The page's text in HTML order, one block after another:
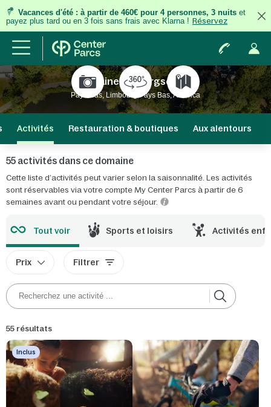
Vacances d'été : à partir de 460€ pour 4 personnes, 3 nuits et
payez plus tard ou en 3 fois sans frais avec Klarna ! Réservez
Domaine Limburgse Peel
Pays-Bas, Limbourg Pays Bas, America
Activités Restauration & boutiques Aux alentours
55 activités dans ce domaine
Cette liste d’activités peut varier selon la saisonnalité. Les activités
sont réservables via votre compte My Center Parcs à partir de 6
semaines avant ou pendant votre séjour.
Tout voir Sports et loisirs Activités
Prix Filtrer
55 résultats
Inclus